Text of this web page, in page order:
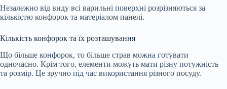
Незалежно від виду всі варильні поверхні розрізняються за
кількістю конфорок та матеріалом панелі.
Кількість конфорок та їх розташування
Що більше конфорок, то більше страв можна готувати
одночасно. Крім того, елементи можуть мати різну потужність
та розмір. Це зручно під час використання різного посуду.